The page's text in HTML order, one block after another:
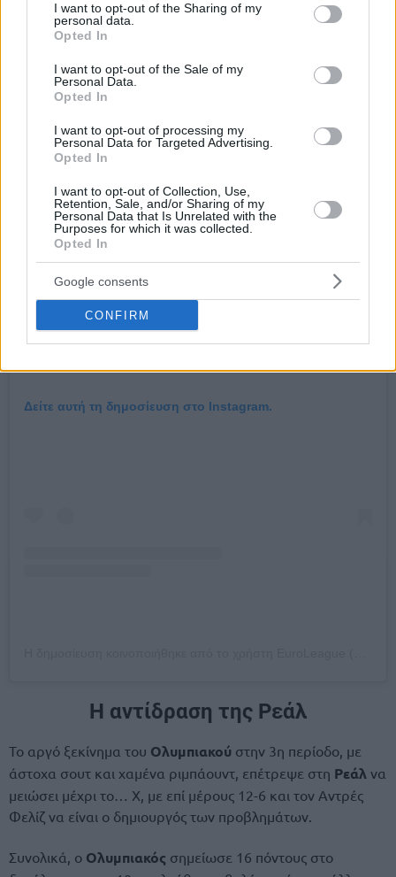
not limited to your visit or usage behaviour. You may click to
grant or deny consent to Google and its third-party tags to
use your data for below specified purposes in below Google
consent section.
I want to opt-out of the Sharing of my
personal data.
Opted In
I want to opt-out of the Sale of my
Personal Data.
Opted In
I want to opt-out of processing my
Personal Data for Targeted Advertising.
Opted In
I want to opt-out of Collection, Use,
Retention, Sale, and/or Sharing of my
Personal Data that Is Unrelated with the
Purposes for which it was collected.
Opted In
Google consents
CONFIRM
Βρήκε πιο εύκολα το δρόμο προς το καλάθι της ελληνικής
ομάδας, αρχικά με εκφραστή τον Μάριο Χεζόνια και στη
συνέχεια με την… έκπληξη του Τσούμα Οκέκε (5π.).
Δείτε αυτή τη δημοσίευση στο Instagram.
H αντίδραση της Ρεάλ
Το αργό ξεκίνημα του Ολυμπιακού στην 3η περίοδο, με
άστοχα σουτ και χαμένα ριμπάουντ, επέτρεψε στη Ρεάλ να
μειώσει μέχρι το… Χ, με επί μέρους 12-6 και τον Αντρές
Φελίζ να είναι ο δημιουργός των προβλημάτων.
Συνολικά, ο Ολυμπιακός σημείωσε 16 πόντους στο